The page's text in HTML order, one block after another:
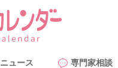
ニュース 専門家相談